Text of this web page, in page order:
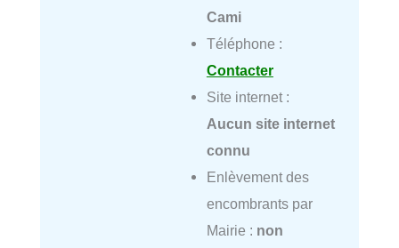
Cami
Téléphone :
Contacter
Site internet :
Aucun site internet
connu
Enlèvement des
encombrants par
Mairie : non